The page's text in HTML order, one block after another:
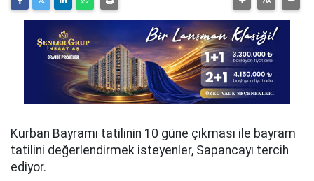
Kurban Bayramı tatilinin 10 güne çıkması ile bayram
tatilini değerlendirmek isteyenler, Sapancayı tercih
ediyor.